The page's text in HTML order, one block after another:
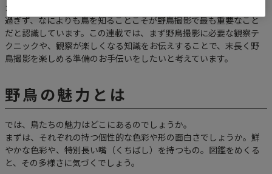
カメラやテクニックは、そんな鳥たちの姿を映し撮るための手段に
過ぎず、なによりも鳥を知ることこそが野鳥撮影で最も重要なこと
だと認識しています。この連載では、まず野鳥撮影に必要な観察テ
クニックや、観察が楽しくなる知識をお伝えすることで、末長く野
鳥撮影を楽しめる準備のお手伝いをしたいと考えています。
野鳥の魅力とは
では、鳥たちの魅力はどこにあるのでしょうか。
まずは、それぞれの持つ個性的な色彩や形の面白さでしょうか。鮮
やかな色彩や、特別長い嘴（くちばし）を持つもの。図鑑をめくる
と、その多様さに気づくでしょう。